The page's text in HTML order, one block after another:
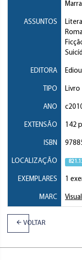
ASSUNTOS
EDITORA
TIPO Livro
ANO
EXTENSÃO 142
ISBN
LOCALIZAÇÃO
EXEMPLARES 1
MARC
VOLTAR